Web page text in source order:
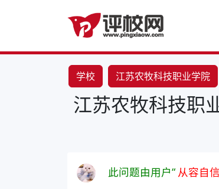
学校 江苏农牧科技职业学院
江苏农牧科技职
此问题由用户“ 从容自信